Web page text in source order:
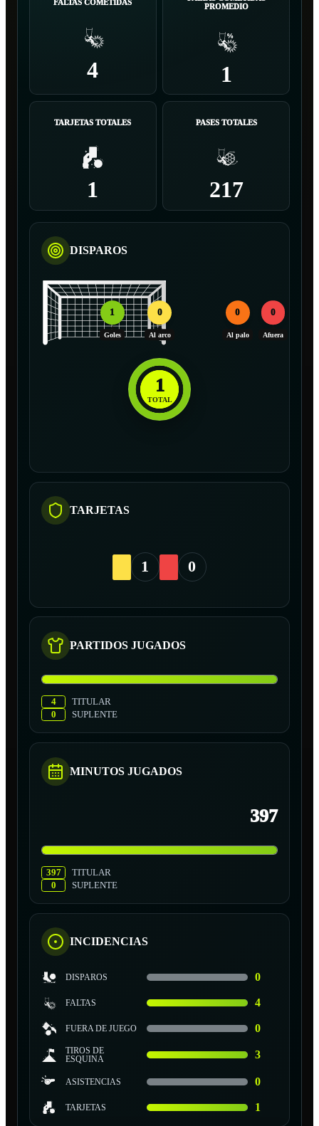
FALTAS COMETIDAS
4
PROMEDIO
1
TARJETAS TOTALES
1
PASES TOTALES
217
DISPAROS
1
Goles
0
Al arco
0
Al palo
0
Afuera
1
TOTAL
TARJETAS
1 0
PARTIDOS JUGADOS
4
TITULAR
0
SUPLENTE
MINUTOS JUGADOS
397
397
TITULAR
0
SUPLENTE
INCIDENCIAS
DISPAROS 0
FALTAS 4
FUERA DE JUEGO 0
TIROS DE
ESQUINA
3
ASISTENCIAS 0
TARJETAS 1